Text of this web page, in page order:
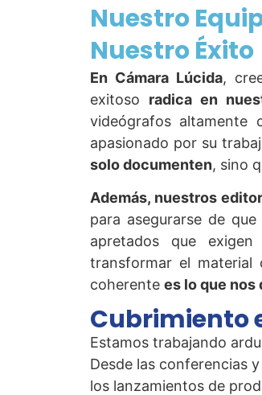
Nuestro
Nuestro Éxito
En Cámara Lúcida,
exitoso radica en
videógrafos altamente
apasionado por su
solo documenten, sino
Además, nuestros
para asegurarse de
apretados que
transformar el material
coherente es lo que nos
Cubrimiento
Estamos trabajando
Desde las conferencias
los lanzamientos de